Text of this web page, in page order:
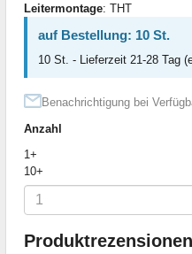
Leitermontage: THT
auf Bestellung: 10 St.
10 St. - Lieferzeit 21-28 Tag
Benachrichtigung bei
Anzahl
1+
10+
Produktrezensionen